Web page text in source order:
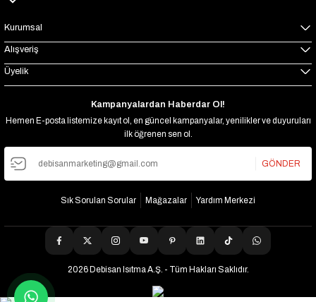
Kurumsal
Alışveriş
Üyelik
Kampanyalardan Haberdar Ol!
Hemen E-posta listemize kayıt ol, en güncel kampanyalar, yenilikler ve duyuruları
ilk öğrenen sen ol.
GÖNDER
Sık Sorulan Sorular Mağazalar Yardım Merkezi
2026 Debisan Isıtma A.Ş. - Tüm Hakları Saklıdır.